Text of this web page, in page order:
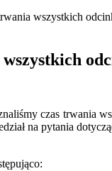
wszystkich
czas trwania
na pytania